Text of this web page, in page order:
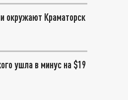
окружают Краматорск
ушла в минус на $19